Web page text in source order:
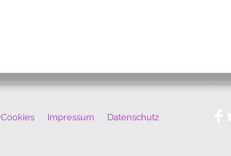
Cookies Impressum Datenschutz